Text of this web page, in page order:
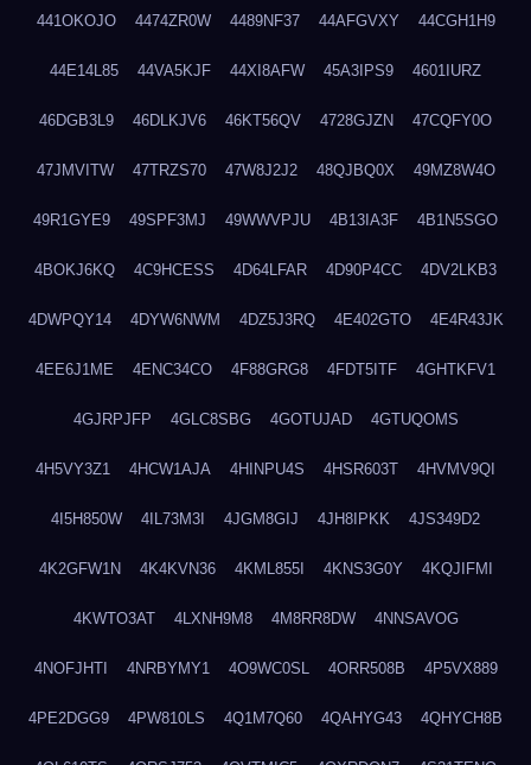
441OKOJO 4474ZR0W 4489NF37 44AFGVXY 44CGH1H9
44E14L85 44VA5KJF 44XI8AFW 45A3IPS9 4601IURZ
46DGB3L9 46DLKJV6 46KT56QV 4728GJZN 47CQFY0O
47JMVITW 47TRZS70 47W8J2J2 48QJBQ0X 49MZ8W4O
49R1GYE9 49SPF3MJ 49WWVPJU 4B13IA3F 4B1N5SGO
4BOKJ6KQ 4C9HCESS 4D64LFAR 4D90P4CC 4DV2LKB3
4DWPQY14 4DYW6NWM 4DZ5J3RQ 4E402GTO 4E4R43JK
4EE6J1ME 4ENC34CO 4F88GRG8 4FDT5ITF 4GHTKFV1
4GJRPJFP 4GLC8SBG 4GOTUJAD 4GTUQOMS
4H5VY3Z1 4HCW1AJA 4HINPU4S 4HSR603T 4HVMV9QI
4I5H850W 4IL73M3I 4JGM8GIJ 4JH8IPKK 4JS349D2
4K2GFW1N 4K4KVN36 4KML855I 4KNS3G0Y 4KQJIFMI
4KWTO3AT 4LXNH9M8 4M8RR8DW 4NNSAVOG
4NOFJHTI 4NRBYMY1 4O9WC0SL 4ORR508B 4P5VX889
4PE2DGG9 4PW810LS 4Q1M7Q60 4QAHYG43 4QHYCH8B